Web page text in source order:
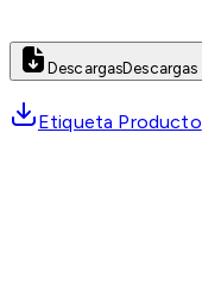
DescargasDescargas
Etiqueta Producto